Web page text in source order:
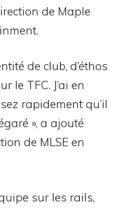
de Maple
de club, d’éthos
le TFC. J’ai en
rapidement qu’il
», a ajouté
de MLSE en
sur les rails,